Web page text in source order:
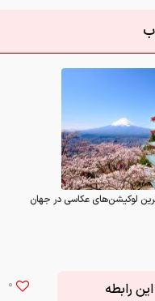
لوکیشن‌های عکاسی در جهان
0 رابطه